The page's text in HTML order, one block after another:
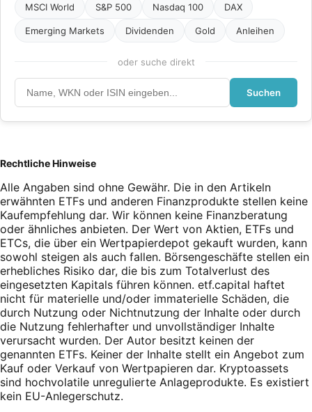
MSCI World S&P 500 Nasdaq 100 DAX
Emerging Markets Dividenden Gold Anleihen
oder suche direkt
Suchen
Rechtliche Hinweise
Alle Angaben sind ohne Gewähr. Die in den Artikeln
erwähnten ETFs und anderen Finanzprodukte stellen keine
Kaufempfehlung dar. Wir können keine Finanzberatung
oder ähnliches anbieten. Der Wert von Aktien, ETFs und
ETCs, die über ein Wertpapierdepot gekauft wurden, kann
sowohl steigen als auch fallen. Börsengeschäfte stellen ein
erhebliches Risiko dar, die bis zum Totalverlust des
eingesetzten Kapitals führen können. etf.capital haftet
nicht für materielle und/oder immaterielle Schäden, die
durch Nutzung oder Nichtnutzung der Inhalte oder durch
die Nutzung fehlerhafter und unvollständiger Inhalte
verursacht wurden. Der Autor besitzt keinen der
genannten ETFs. Keiner der Inhalte stellt ein Angebot zum
Kauf oder Verkauf von Wertpapieren dar. Kryptoassets
sind hochvolatile unregulierte Anlageprodukte. Es existiert
kein EU-Anlegerschutz.